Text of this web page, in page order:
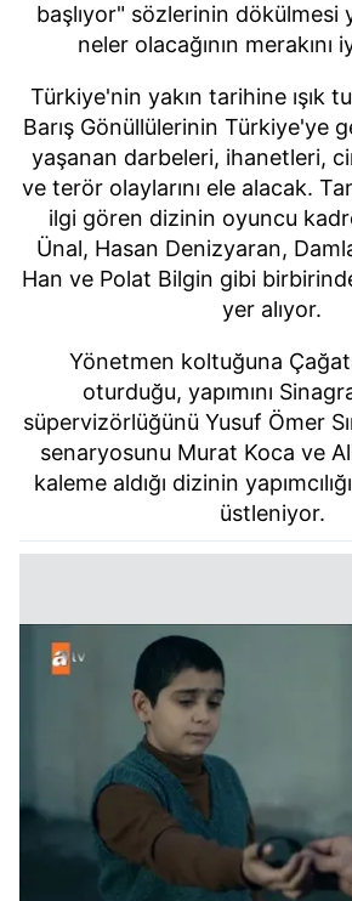
başlıyor" sözlerinin dökülmesi
neler olacağının merakını
Türkiye'nin yakın tarihine ışık
Barış Gönüllülerinin Türkiye'ye
yaşanan darbeleri, ihanetleri,
ve terör olaylarını ele alacak.
ilgi gören dizinin oyuncu
Ünal, Hasan Denizyaran,
Han ve Polat Bilgin gibi
yer alıyor.
Yönetmen koltuğuna
oturduğu, yapımını
süpervizörlüğünü Yusuf Ömer
senaryosunu Murat Koca ve
kaleme aldığı dizinin
üstleniyor.